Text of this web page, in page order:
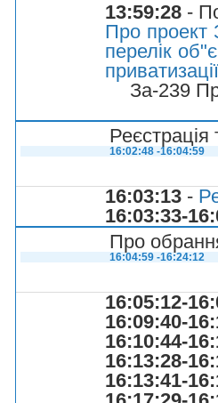
13:59:28 -
Про проект
перелік
За-239
Реєстрація
16:02:48 -16:04:59
16:03:13 -
16:03:33-
Про
16:04:59 -16:24:12
16:05:12-
16:09:40-
16:10:44-
16:13:28-
16:13:41-